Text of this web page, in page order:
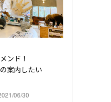
ンド！
案内したい
06/30